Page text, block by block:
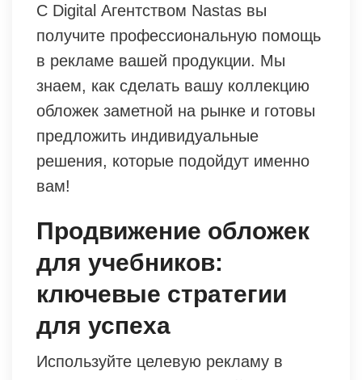
С Digital Агентством Nastas вы
получите профессиональную помощь
в рекламе вашей продукции. Мы
знаем, как сделать вашу коллекцию
обложек заметной на рынке и готовы
предложить индивидуальные
решения, которые подойдут именно
вам!
Продвижение обложек
для учебников:
ключевые стратегии
для успеха
Используйте целевую рекламу в